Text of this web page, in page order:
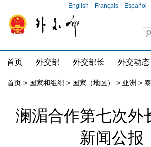
English Français Español
首页 外交部 外交部长 外交动态
首页 > 国家和组织 > 国家（地区） > 亚洲 >
澜湄合作第七次外
新闻公报